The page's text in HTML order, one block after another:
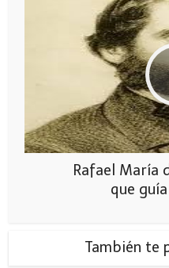
Rafael María
que
También te